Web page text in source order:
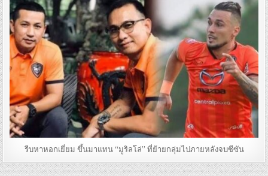
รีบหาหอกเยี่ยม ขึ้นมาแทน “มูริลโล่” ที่ย้ายกลุ่มไปภายหลังจบซีซัน